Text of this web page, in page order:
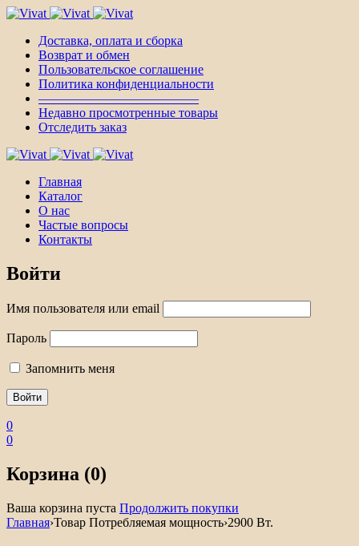
Доставка, оплата и сборка
Возврат и обмен
Пользовательское соглашение
Политика конфиденциальности
————————————–
Недавно просмотренные товары
Отследить заказ
Главная
Каталог
О нас
Частые вопросы
Контакты
Войти
Имя пользователя или email
Пароль
Запомнить меня
0
0
Корзина (0)
Ваша корзина пуста Продолжить покупки
Главная›Товар Потребляемая мощность›2900 Вт.